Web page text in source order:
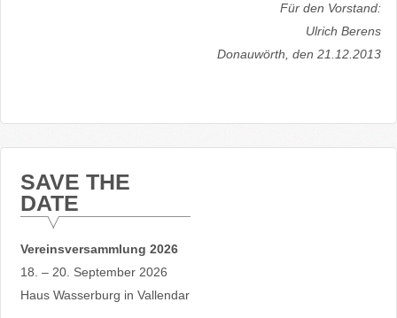
Für den Vorstand:
Ulrich Berens
Donauwörth, den 21.12.2013
SAVE THE
DATE
Vereinsversammlung 2026
18. – 20. September 2026
Haus Wasserburg in Vallendar